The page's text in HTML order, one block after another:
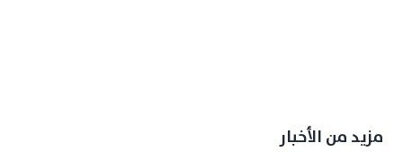
مزيد من الأخبار